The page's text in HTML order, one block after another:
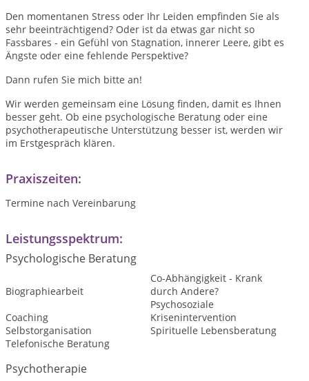
Den momentanen Stress oder Ihr Leiden empfinden Sie als
sehr beeinträchtigend? Oder ist da etwas gar nicht so
Fassbares - ein Gefühl von Stagnation, innerer Leere, gibt es
Ängste oder eine fehlende Perspektive?
Dann rufen Sie mich bitte an!
Wir werden gemeinsam eine Lösung finden, damit es Ihnen
besser geht. Ob eine psychologische Beratung oder eine
psychotherapeutische Unterstützung besser ist, werden wir
im Erstgespräch klären.
Praxiszeiten:
Termine nach Vereinbarung
Leistungsspektrum:
Psychologische Beratung
Biographiearbeit
Co-Abhängigkeit - Krank
durch Andere?
Coaching
Psychosoziale
Krisenintervention
Selbstorganisation
Spirituelle Lebensberatung
Telefonische Beratung
Psychotherapie